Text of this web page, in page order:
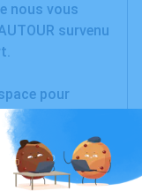
nous vous
survenu
pour
photos
vos pensées à
Cet endroit est
la mémoire de